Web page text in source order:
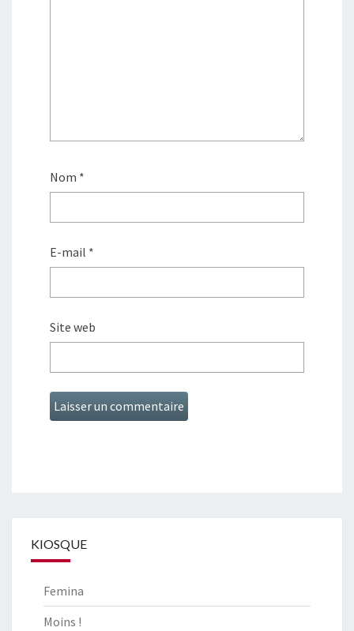
Nom *
E-mail *
Site web
KIOSQUE
Femina
Moins !